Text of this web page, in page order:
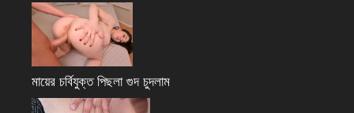
মায়ের চর্বিযুক্ত পিছলা গুদ চুদলাম